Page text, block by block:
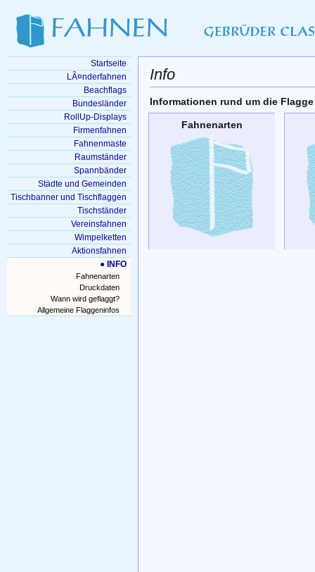
Info
Informationen rund um die Flagge
Fahnenarten
Startseite
LÃ¤nderfahnen
Beachflags
Bundesländer
RollUp-Displays
Firmenfahnen
Fahnenmaste
Raumständer
Spannbänder
Städte und Gemeinden
Tischbanner und Tischflaggen
Tischständer
Vereinsfahnen
Wimpelketten
Aktionsfahnen
● INFO
Fahnenarten
Druckdaten
Wann wird geflaggt?
Allgemeine Flaggeninfos